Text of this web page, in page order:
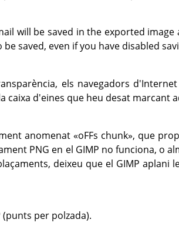
will be saved in the exported image
saved, even if you have disabled
els navegadors
caixa d'eines que heu desat marcant
anomenat «oFFs chunk», que
PNG en el GIMP no funciona, o
deixeu que el GIMP aplani
(punts per polzada).